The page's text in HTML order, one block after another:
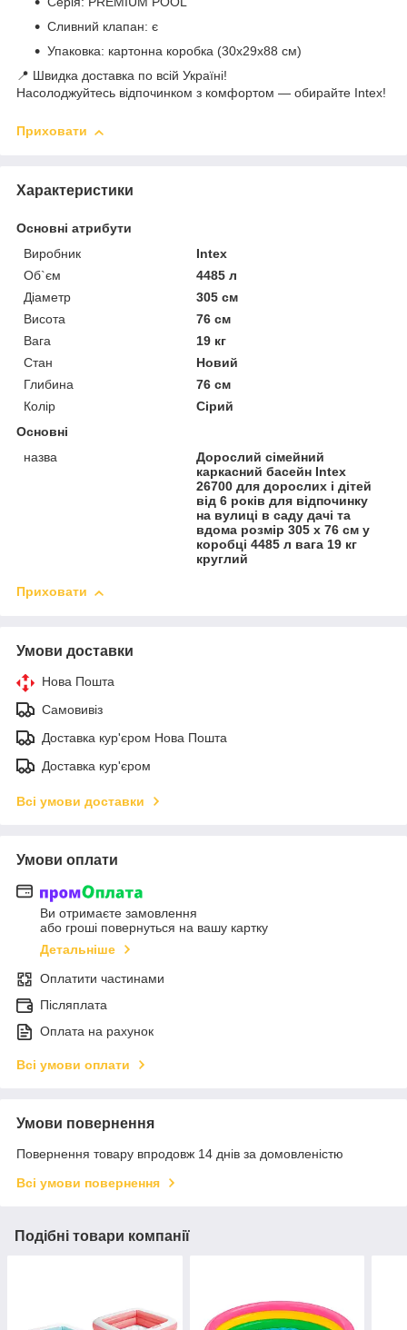
Сливний клапан: є
Упаковка: картонна коробка (30x29x88 см)
📍 Швидка доставка по всій Україні!
Насолоджуйтесь відпочинком з комфортом — обирайте Intex!
Приховати
Характеристики
Основні атрибути
Виробник
Intex
Об`єм
4485 л
Діаметр
305 см
Висота
76 см
Вага
19 кг
Стан
Новий
Глибина
76 см
Колір
Сірий
Основні
назва
Дорослий сімейний
каркасний басейн Intex
26700 для дорослих і дітей
від 6 років для відпочинку
на вулиці в саду дачі та
вдома розмір 305 х 76 см у
коробці 4485 л вага 19 кг
круглий
Приховати
Умови доставки
Нова Пошта
Самовивіз
Доставка кур'єром Нова Пошта
Доставка кур'єром
Всі умови доставки
Умови оплати
Ви отримаєте замовлення
або гроші повернуться на вашу картку
Детальніше
Оплатити частинами
Післяплата
Оплата на рахунок
Всі умови оплати
Умови повернення
Повернення товару впродовж 14 днів за домовленістю
Всі умови повернення
Подібні товари компанії